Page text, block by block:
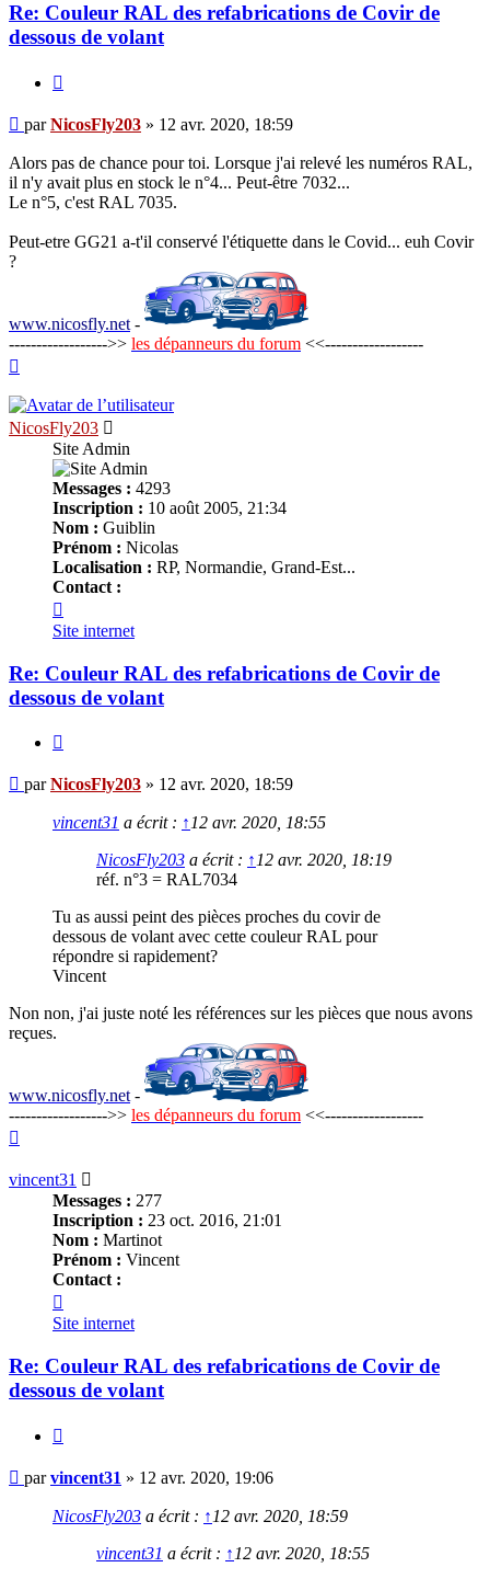
Re: Couleur RAL des refabrications de Covir de
dessous de volant
Message
parNicosFly203 » 12 avr. 2020, 18:59
Alors pas de chance pour toi. Lorsque j'ai relevé les numéros RAL,
il n'y avait plus en stock le n°4... Peut-être 7032...
Le n°5, c'est RAL 7035.
Peut-etre GG21 a-t'il conservé l'étiquette dans le Covid... euh Covir
?
www.nicosfly.net -
------------------>> les dépanneurs du forum <<------------------
NicosFly203
Site Admin
Messages : 4293
Inscription : 10 août 2005, 21:34
Nom : Guiblin
Prénom : Nicolas
Localisation : RP, Normandie, Grand-Est...
Contact :
NicosFly203
Site internet
Re: Couleur RAL des refabrications de Covir de
dessous de volant
Message
parNicosFly203 » 12 avr. 2020, 18:59
vincent31 a écrit : ↑ 12 avr. 2020, 18:55
NicosFly203 a écrit : ↑ 12 avr. 2020, 18:19
réf. n°3 = RAL7034
Tu as aussi peint des pièces proches du covir de
dessous de volant avec cette couleur RAL pour
répondre si rapidement?
Vincent
Non non, j'ai juste noté les références sur les pièces que nous avons
reçues.
www.nicosfly.net -
------------------>> les dépanneurs du forum <<------------------
vincent31
Messages : 277
Inscription : 23 oct. 2016, 21:01
Nom : Martinot
Prénom : Vincent
Contact :
vincent31
Site internet
Re: Couleur RAL des refabrications de Covir de
dessous de volant
Message
parvincent31 » 12 avr. 2020, 19:06
NicosFly203 a écrit : ↑ 12 avr. 2020, 18:59
vincent31 a écrit : ↑ 12 avr. 2020, 18:55